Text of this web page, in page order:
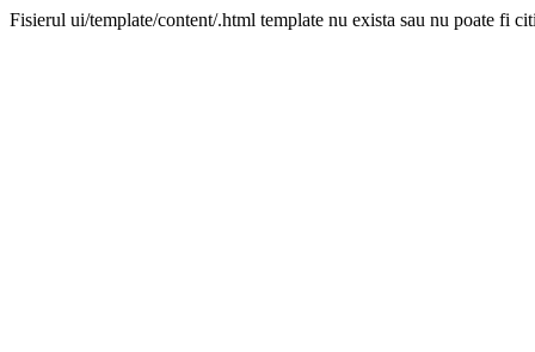
Fisierul ui/template/content/.html template nu exista sau nu poate fi